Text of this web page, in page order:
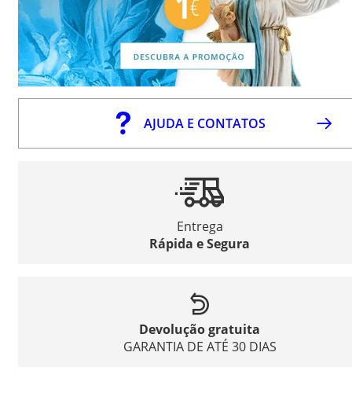
AJUDA E CONTATOS
Entrega
Rápida e Segura
Devolução gratuita
GARANTIA DE ATÉ 30 DIAS